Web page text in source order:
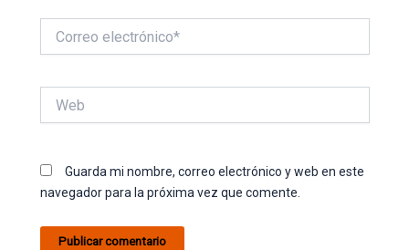
electrónico*
Guarda mi nombre, correo electrónico y web en este
navegador para la próxima vez que comente.